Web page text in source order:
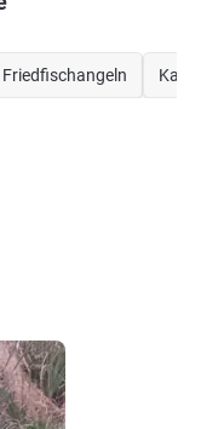
Friedfischangeln